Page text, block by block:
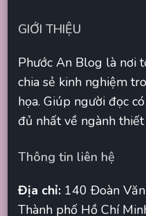
GIỚI THIỆU
Phước An Blog là nơi
chia sẻ kinh nghiệm
họa. Giúp người đọc
đủ nhất về ngành
Thông tin liên hệ
Địa chỉ: 140 Đoàn
Thành phố Hồ Chí